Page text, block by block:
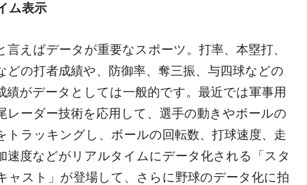
ム表示
言えばデータが重要なスポーツ。打率、本塁打、
どの打者成績や、防御率、奪三振、与四球などの
績がデータとしては一般的です。 最近では軍事用
レーダー技術を応用して、選手の動きやボールの
トラッキングし、ボールの回転数、打球速度、走
速度などがリアルタイムにデータ化される「スタ
ャスト」が登場して、さらに野球のデータ化に拍